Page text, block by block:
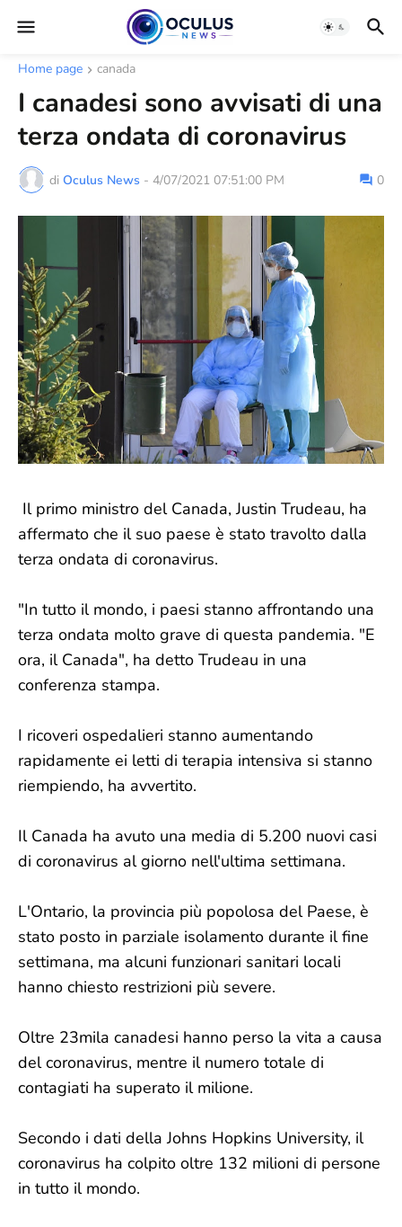
Home page canada
I canadesi sono avvisati di una
terza ondata di coronavirus
di Oculus News - 4/07/2021 07:51:00 PM 0
Il primo ministro del Canada, Justin Trudeau, ha
affermato che il suo paese è stato travolto dalla
terza ondata di coronavirus.
"In tutto il mondo, i paesi stanno affrontando una
terza ondata molto grave di questa pandemia. "E
ora, il Canada", ha detto Trudeau in una
conferenza stampa.
I ricoveri ospedalieri stanno aumentando
rapidamente ei letti di terapia intensiva si stanno
riempiendo, ha avvertito.
Il Canada ha avuto una media di 5.200 nuovi casi
di coronavirus al giorno nell'ultima settimana.
L'Ontario, la provincia più popolosa del Paese, è
stato posto in parziale isolamento durante il fine
settimana, ma alcuni funzionari sanitari locali
hanno chiesto restrizioni più severe.
Oltre 23mila canadesi hanno perso la vita a causa
del coronavirus, mentre il numero totale di
contagiati ha superato il milione.
Secondo i dati della Johns Hopkins University, il
coronavirus ha colpito oltre 132 milioni di persone
in tutto il mondo.